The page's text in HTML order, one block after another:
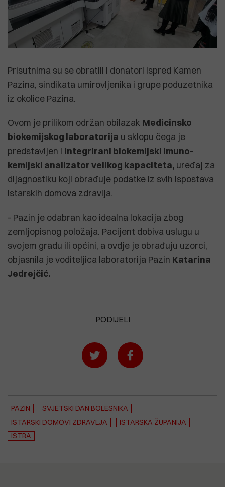
Prisutnima su se obratili i donatori ispred Kamen
Pazina, sindikata umirovljenika i grupe poduzetnika
iz okolice Pazina.
Ovom je prilikom održan obilazak Medicinsko
biokemijskog laboratorija u sklopu čega je
predstavljen i integrirani biokemijski imuno-
kemijski analizator velikog kapaciteta, uređaj za
dijagnostiku koji obrađuje podatke iz svih ispostava
istarskih domova zdravlja.
- Pazin je odabran kao idealna lokacija zbog
zemljopisnog položaja. Pacijent dobiva uslugu u
svojem gradu ili općini, a ovdje je obrađuju uzorci,
objasnila je voditeljica laboratorija Pazin Katarina
Jedrejčić.
PODIJELI
PAZIN
SVJETSKI DAN BOLESNIKA
ISTARSKI DOMOVI ZDRAVLJA
ISTARSKA ŽUPANIJA
ISTRA